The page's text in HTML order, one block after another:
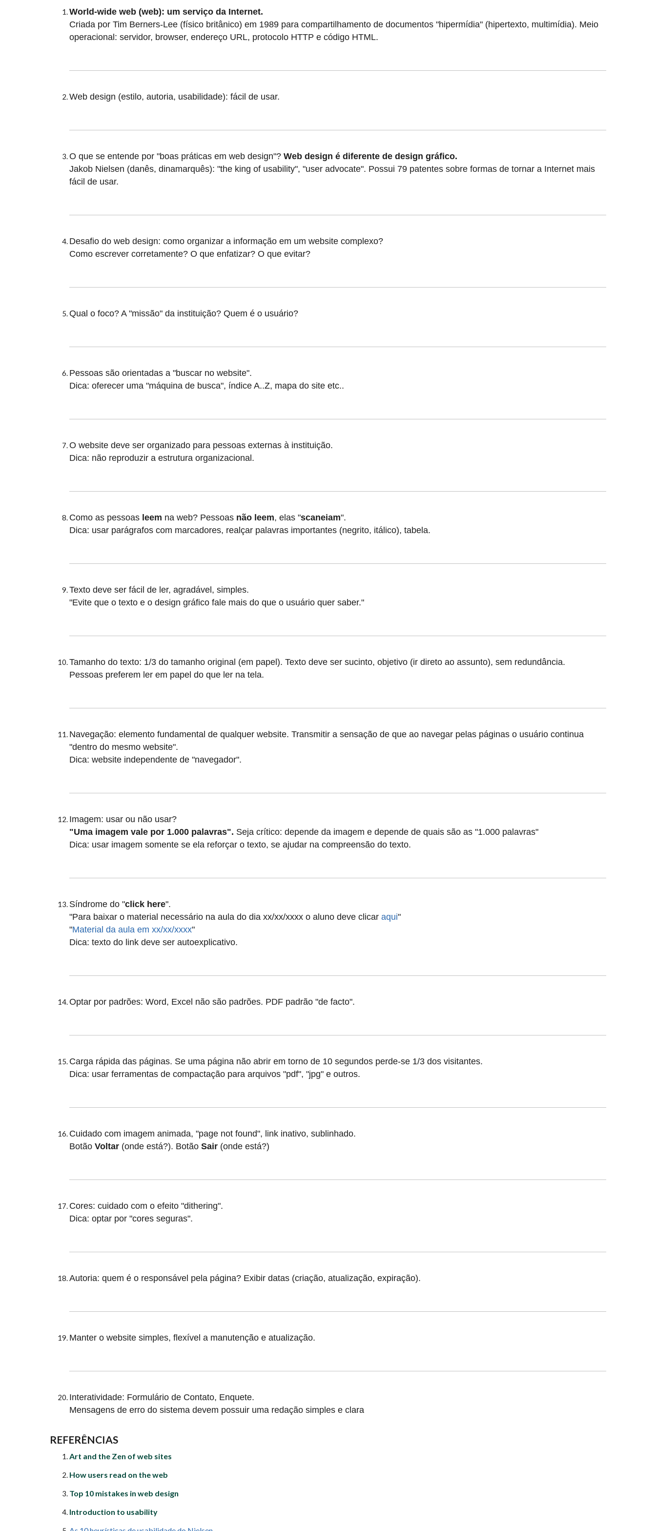
World-wide web (web): um serviço da Internet.
Criada por Tim Berners-Lee (físico britânico) em 1989 para compartilhamento de documentos "hipermídia" (hipertexto, multimídia). Meio
operacional: servidor, browser, endereço URL, protocolo HTTP e código HTML.
Web design (estilo, autoria, usabilidade): fácil de usar.
O que se entende por "boas práticas em web design"? Web design é diferente de design gráfico.
Jakob Nielsen (danês, dinamarquês): "the king of usability", "user advocate". Possui 79 patentes sobre formas de tornar a Internet mais
fácil de usar.
Desafio do web design: como organizar a informação em um website complexo?
Como escrever corretamente? O que enfatizar? O que evitar?
Qual o foco? A "missão" da instituição? Quem é o usuário?
Pessoas são orientadas a "buscar no website".
Dica: oferecer uma "máquina de busca", índice A..Z, mapa do site etc..
O website deve ser organizado para pessoas externas à instituição.
Dica: não reproduzir a estrutura organizacional.
Como as pessoas leem na web? Pessoas não leem, elas "scaneiam".
Dica: usar parágrafos com marcadores, realçar palavras importantes (negrito, itálico), tabela.
Texto deve ser fácil de ler, agradável, simples.
"Evite que o texto e o design gráfico fale mais do que o usuário quer saber."
Tamanho do texto: 1/3 do tamanho original (em papel). Texto deve ser sucinto, objetivo (ir direto ao assunto), sem redundância.
Pessoas preferem ler em papel do que ler na tela.
Navegação: elemento fundamental de qualquer website. Transmitir a sensação de que ao navegar pelas páginas o usuário continua
"dentro do mesmo website".
Dica: website independente de "navegador".
Imagem: usar ou não usar?
"Uma imagem vale por 1.000 palavras". Seja crítico: depende da imagem e depende de quais são as "1.000 palavras"
Dica: usar imagem somente se ela reforçar o texto, se ajudar na compreensão do texto.
Síndrome do "click here".
"Para baixar o material necessário na aula do dia xx/xx/xxxx o aluno deve clicar aqui"
"Material da aula em xx/xx/xxxx"
Dica: texto do link deve ser autoexplicativo.
Optar por padrões: Word, Excel não são padrões. PDF padrão "de facto".
Carga rápida das páginas. Se uma página não abrir em torno de 10 segundos perde-se 1/3 dos visitantes.
Dica: usar ferramentas de compactação para arquivos "pdf", "jpg" e outros.
Cuidado com imagem animada, "page not found", link inativo, sublinhado.
Botão Voltar (onde está?). Botão Sair (onde está?)
Cores: cuidado com o efeito "dithering".
Dica: optar por "cores seguras".
Autoria: quem é o responsável pela página? Exibir datas (criação, atualização, expiração).
Manter o website simples, flexível a manutenção e atualização.
Interatividade: Formulário de Contato, Enquete.
Mensagens de erro do sistema devem possuir uma redação simples e clara
REFERÊNCIAS
Art and the Zen of web sites
How users read on the web
Top 10 mistakes in web design
Introduction to usability